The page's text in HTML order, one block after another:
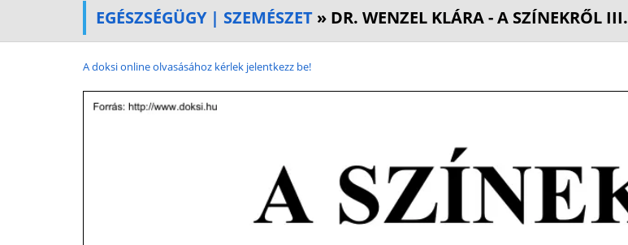
EGÉSZSÉGÜGY | SZEMÉSZET » DR. WENZEL KLÁRA - A SZÍNEKRŐL III.
A doksi online olvasásához kérlek jelentkezz be!